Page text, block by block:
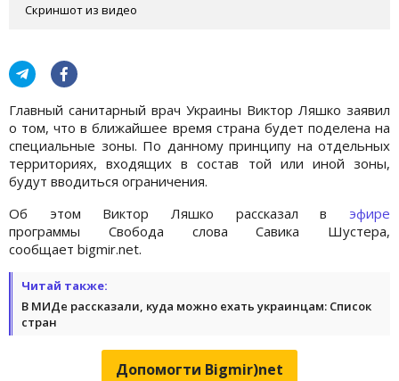
Скриншот из видео
Главный санитарный врач Украины Виктор Ляшко заявил
о том, что в ближайшее время страна будет поделена на
специальные зоны. По данному принципу на отдельных
территориях, входящих в состав той или иной зоны,
будут вводиться ограничения.
Об этом Виктор Ляшко рассказал в эфире
программы Свобода слова Савика Шустера,
сообщает bigmir.net.
Читай также:
В МИДе рассказали, куда можно ехать украинцам: Список
стран
Допомогти Bigmir)net